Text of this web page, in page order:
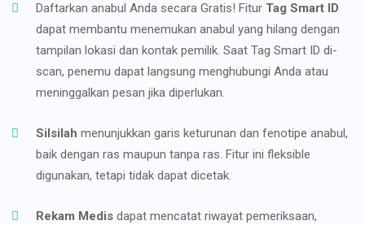
Daftarkan anabul Anda secara Gratis! Fitur Tag Smart ID
dapat membantu menemukan anabul yang hilang dengan
tampilan lokasi dan kontak pemilik. Saat Tag Smart ID di-
scan, penemu dapat langsung menghubungi Anda atau
meninggalkan pesan jika diperlukan.
Silsilah menunjukkan garis keturunan dan fenotipe anabul,
baik dengan ras maupun tanpa ras. Fitur ini fleksible
digunakan, tetapi tidak dapat dicetak.
Rekam Medis dapat mencatat riwayat pemeriksaan,